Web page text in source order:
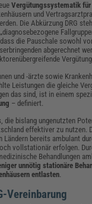
Vergütungssystematik
und
Die Abkürzung DRG
die Pauschale sowohl
abgerechnet
und -ärzte sowie
Leistungen die gleiche
das sind, ist in einem
– definiert.
die bislang ungenutzten
effektiver zu nutzen.
Ländern bereits ambulant
vollstationär erfolgen.
Behandlungen
unnötig stationäre
entlasten.
Vereinbarung